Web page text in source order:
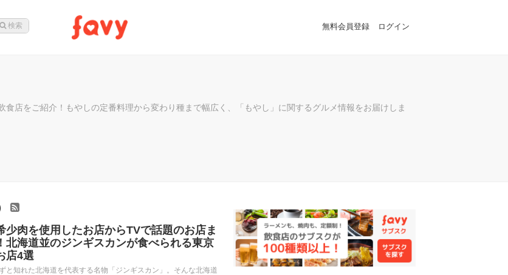
無料会員登録 ログイン
食店をご紹介！もやしの定番料理から変わり種まで幅広く、「もやし」に関するグルメ情報をお届けしま
少肉を使用したお店からTVで話題のお店ま
北海道並のジンギスカンが食べられる東京
店4選
と知れた北海道を代表する名物「ジンギスカン」。そんな北海道